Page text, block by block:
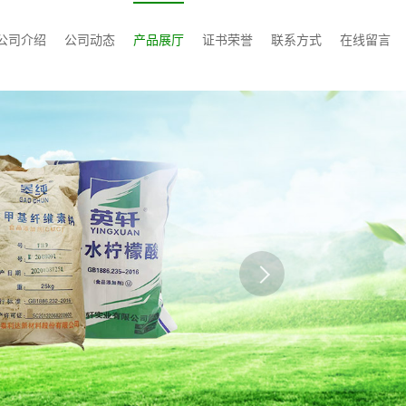
司介绍 公司动态 产品展厅 证书荣誉 联系方式 在线留言